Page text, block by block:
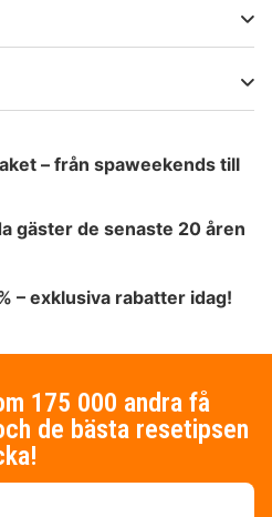
– från spaweekends till
gäster de senaste 20 åren
– exklusiva rabatter idag!
175 000 andra få
de bästa resetipsen